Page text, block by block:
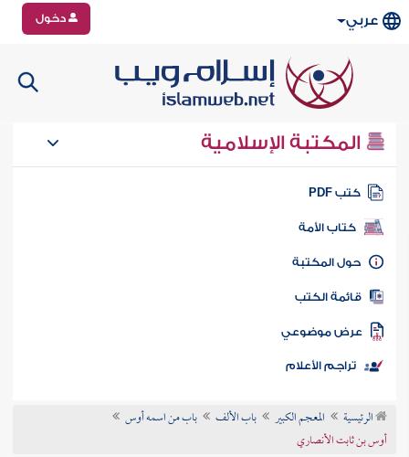
عربي دخول
المكتبة الإسلامية
كتب PDF
كتاب الأمة
المكتبة
الكتب
موضوعي
تراجم الأعلام
الرئيسية المعجم الكبير باب الألف
باب من اسمه أوس
أوس بن ثابت الأنصاري